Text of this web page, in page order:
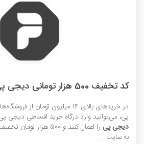
کد تخفیف 500 هزار تومانی دیجی پی
در خریدهای بالای 14 میلیون تومان
پی، می‌توانید وارد درگاه خرید اقساطی دیجی
دیجی پی
را اعمال کنید و 500
به سایت ...